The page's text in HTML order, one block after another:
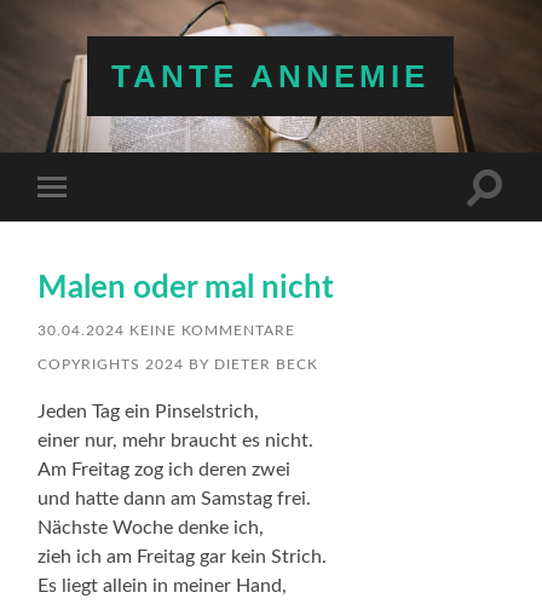
TANTE ANNEMIE
Menü
Malen oder mal nicht
30.04.2024 KEINE KOMMENTARE
COPYRIGHTS 2024 BY DIETER BECK
Jeden Tag ein Pinselstrich,
einer nur, mehr braucht es nicht.
Am Freitag zog ich deren zwei
und hatte dann am Samstag frei.
Nächste Woche denke ich,
zieh ich am Freitag gar kein Strich.
Es liegt allein in meiner Hand,